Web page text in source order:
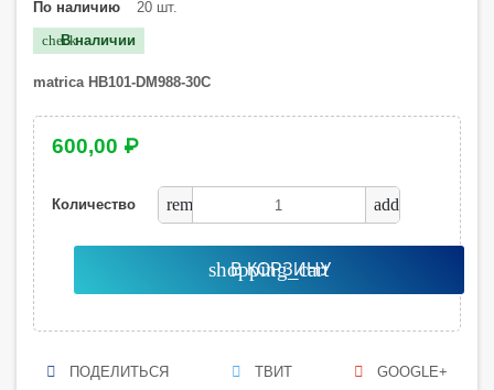
По наличию
20 шт.
check
В наличии
matrica HB101-DM988-30C
600,00 ₽
Количество remove add
shopping_cart
В КОРЗИНУ
ПОДЕЛИТЬСЯ ТВИТ GOOGLE+